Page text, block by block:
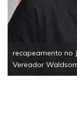
recapeamento no
Vereador